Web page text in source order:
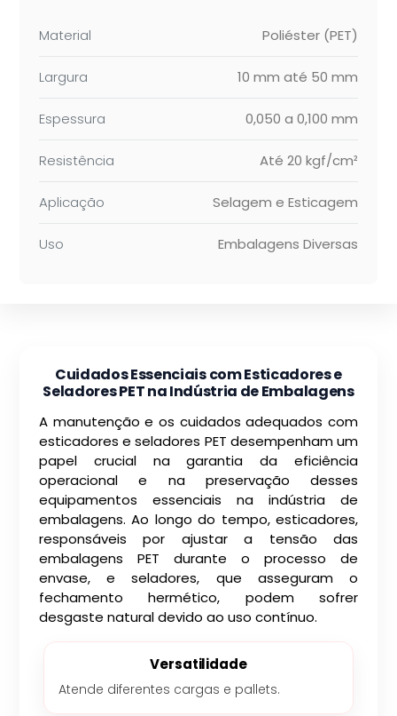
Material Poliéster (PET)
Largura 10 mm até 50 mm
Espessura 0,050 a 0,100 mm
Resistência Até 20 kgf/cm²
Aplicação Selagem e Esticagem
Uso Embalagens Diversas
Cuidados Essenciais com Esticadores e
Seladores PET na Indústria de Embalagens
A manutenção e os cuidados adequados com
esticadores e seladores PET desempenham um
papel crucial na garantia da eficiência
operacional e na preservação desses
equipamentos essenciais na indústria de
embalagens. Ao longo do tempo, esticadores,
responsáveis por ajustar a tensão das
embalagens PET durante o processo de
envase, e seladores, que asseguram o
fechamento hermético, podem sofrer
desgaste natural devido ao uso contínuo.
Versatilidade
Atende diferentes cargas e pallets.